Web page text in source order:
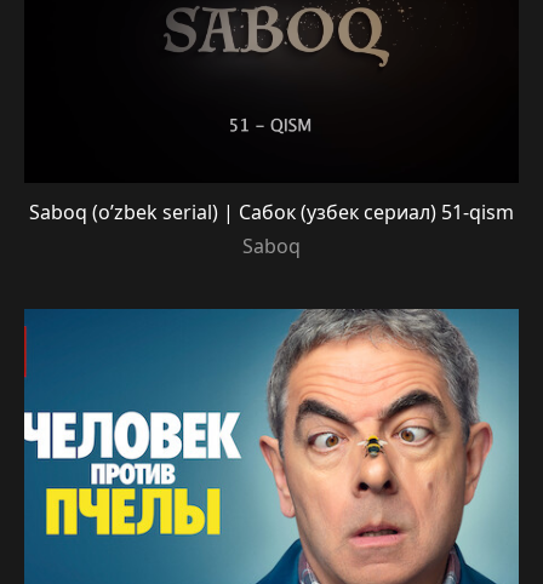
Saboq (o’zbek serial) | Сабок (узбек сериал) 51-qism
Saboq